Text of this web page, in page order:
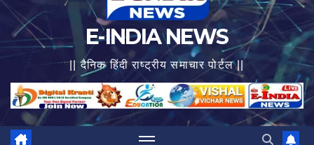
E-INDIA NEWS
|| दैनिक हिंदी राष्ट्रीय समाचार पोर्टल ||